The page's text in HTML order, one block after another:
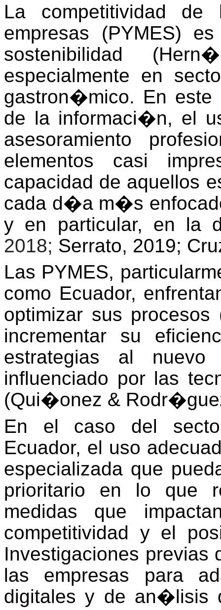
La competitividad
empresas (PYMES)
sostenibilidad (
especialmente en
gastron�mico. En este
de la informaci�n, el
asesoramiento
elementos casi
capacidad de aquellos
cada d�a m�s
y en particular, en la
2018; Serrato, 2019;
Las PYMES,
como Ecuador,
optimizar sus procesos
incrementar su
estrategias al nuevo
influenciado por las
(Qui�onez &
En el caso del
Ecuador, el uso
especializada que
prioritario en lo que
medidas que
competitividad y el
Investigaciones previas
las empresas para
digitales y de an�lisis